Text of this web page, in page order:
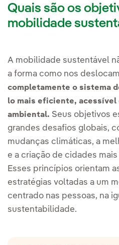
Quais são os
mobilidade
A mobilidade sustentável
a forma como nos
completamente o sistema
lo mais eficiente, acessível
ambiental. Seus objetivos
grandes desafios globais,
mudanças climáticas, a
e a criação de cidades
Esses princípios orientam
estratégias voltadas a um
centrado nas pessoas, na
sustentabilidade.